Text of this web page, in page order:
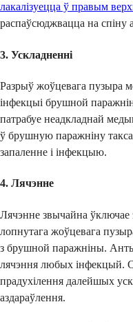
лакалізуецца ў правым
распаўсюджвацца на спіну
3. Ускладненні
Разрыў жоўцевага пузыра
інфекцыі брушной
патрабуе неадкладнай
ў брушную паражніну
запаленне і інфекцыю.
4. Лячэнне
Лячэнне звычайна
лопнутага жоўцевага
з брушной паражніны.
лячэння любых інфекцый.
прадухілення далейшых
аздараўлення.